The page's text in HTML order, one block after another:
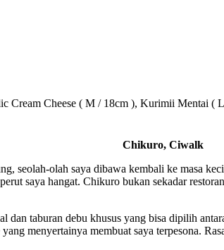
Cream Cheese ( M / 18cm ), Kurimii Mentai (
Chikuro, Ciwalk
seolah-olah saya dibawa kembali ke masa
saya hangat. Chikuro bukan sekadar
dan taburan debu khusus yang bisa dipilih
menyertainya membuat saya terpesona.